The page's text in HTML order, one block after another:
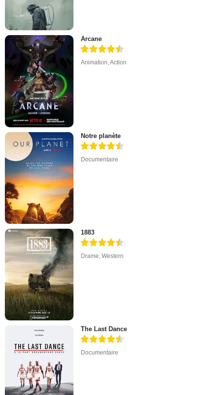
Arcane
Animation,Action
Notre planète
Documentaire
1883
Drame,Western
The Last Dance
Documentaire